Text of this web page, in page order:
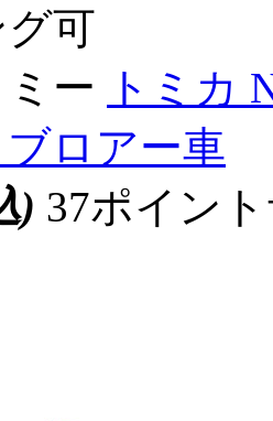
可
ー
トミカ
ロアー車
) 37ポイン